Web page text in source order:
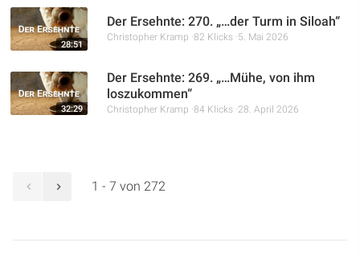
28:51
Der Ersehnte: 270. „…der Turm in Siloah“
Christopher Kramp 82 Klicks 5. Mai 2026
32:29
Der Ersehnte: 269. „…Mühe, von ihm
loszukommen“
Christopher Kramp 84 Klicks 28. April 2026
1 - 7 von 272